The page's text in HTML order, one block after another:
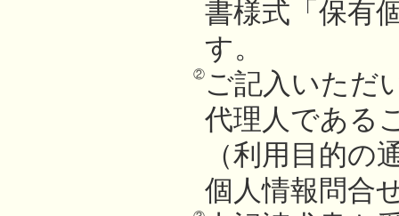
書様式「保有
す。
② ご記入いただ
代理人である
（利用目的
個人情報問合